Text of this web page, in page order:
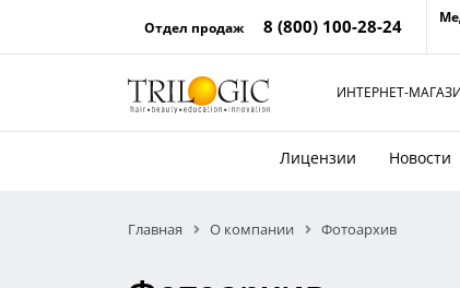
Отдел продаж 8 (800) 100-28-24
ИНТЕРНЕТ-
Лицензии Новости
Главная О компании Фотоархив